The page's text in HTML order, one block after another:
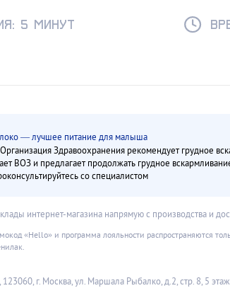
5 минут
— лучшее питание для малыша
Здравоохранения рекомендует грудное
ВОЗ и предлагает продолжать грудное
со специалистом
интернет-магазина напрямую с производства и
«Hello» и программа лояльности распространяются
г. Москва, ул. Маршала Рыбалко, д.2, стр. 8, 5 этаж